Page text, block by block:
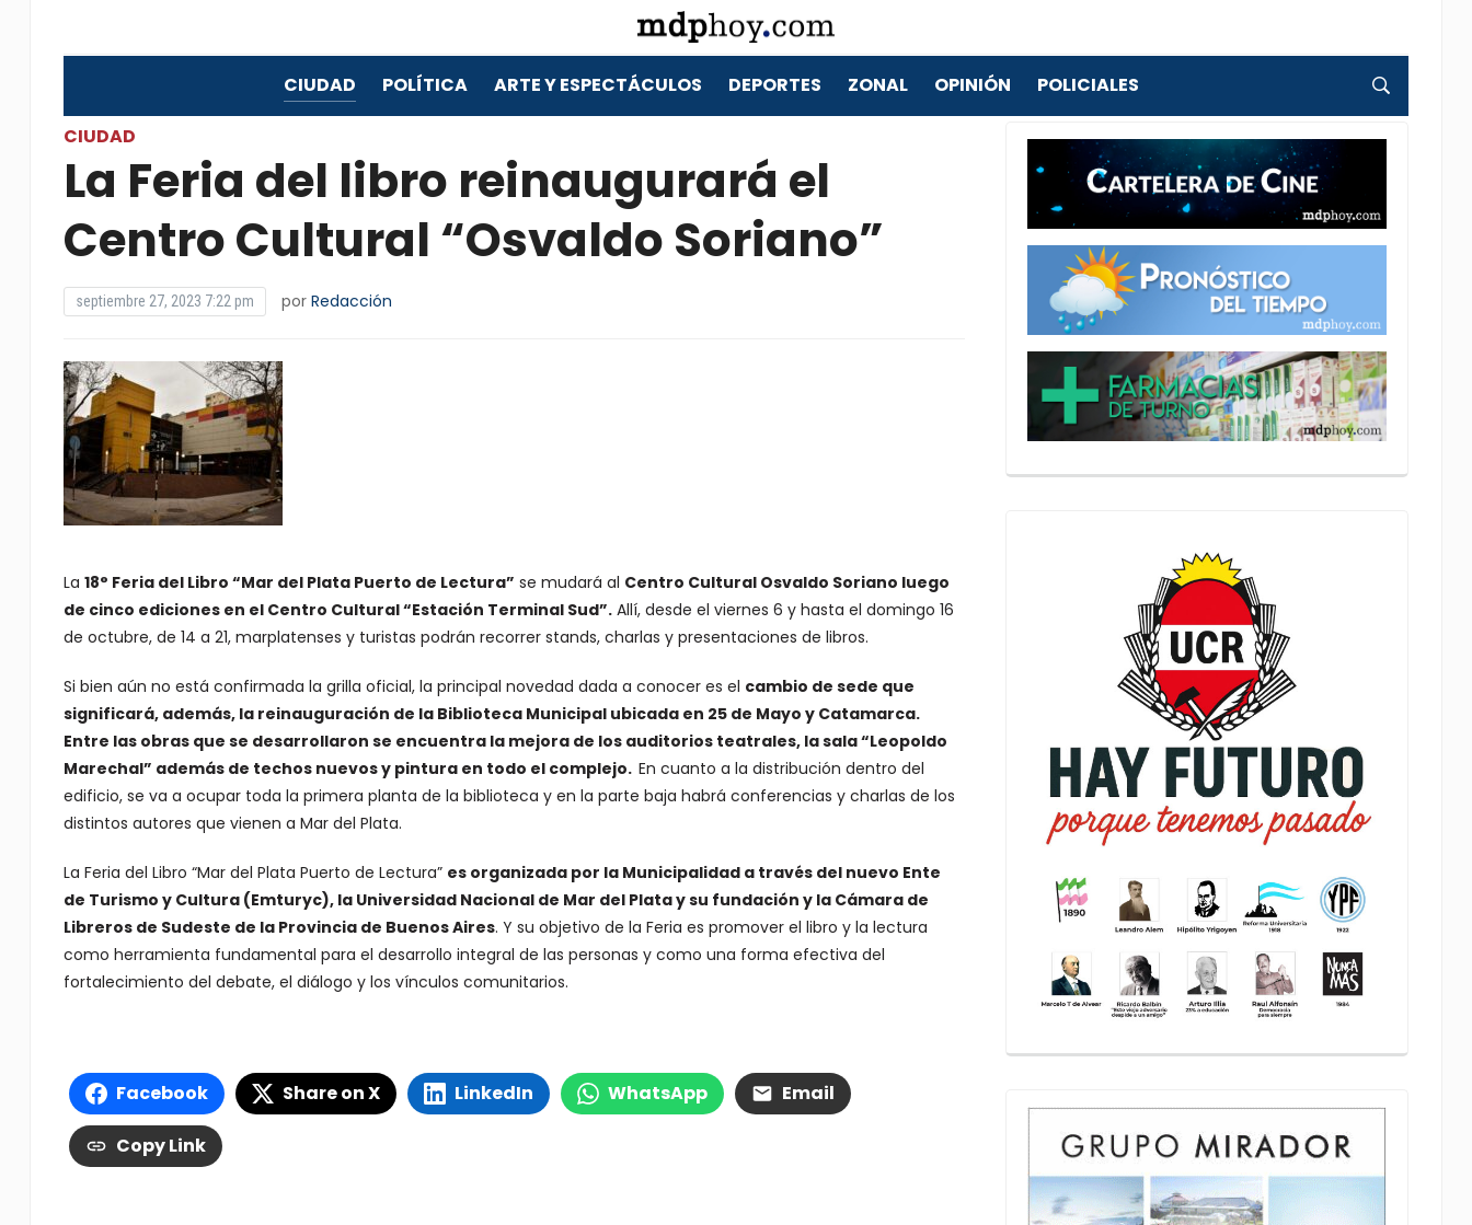
CIUDAD POLÍTICA ARTE Y ESPECTÁCULOS DEPORTES ZONAL OPINIÓN POLICIALES
CIUDAD
La Feria del libro reinaugurará el
Centro Cultural “Osvaldo Soriano”
septiembre 27, 2023 7:22 pm por Redacción
La 18° Feria del Libro “Mar del Plata Puerto de Lectura” se mudará al Centro Cultural Osvaldo Soriano luego
de cinco ediciones en el Centro Cultural “Estación Terminal Sud”.Allí, desde el viernes 6 y hasta el domingo 16
de octubre, de 14 a 21, marplatenses y turistas podrán recorrer stands, charlas y presentaciones de libros.
Si bien aún no está confirmada la grilla oficial, la principal novedad dada a conocer es el cambio de sede que
significará, además, la reinauguración de la Biblioteca Municipal ubicada en 25 de Mayo y Catamarca.
Entre las obras que se desarrollaron se encuentra la mejora de los auditorios teatrales, la sala “Leopoldo
Marechal” además de techos nuevos y pintura en todo el complejo. En cuanto a la distribución dentro del
edificio, se va a ocupar toda la primera planta de la biblioteca y en la parte baja habrá conferencias y charlas de los
distintos autores que vienen a Mar del Plata.
La Feria del Libro “Mar del Plata Puerto de Lectura” es organizada por la Municipalidad a través del nuevo Ente
de Turismo y Cultura (Emturyc), la Universidad Nacional de Mar del Plata y su fundación y la Cámara de
Libreros de Sudeste de la Provincia de Buenos Aires. Y su objetivo de la Feria es promover el libro y la lectura
como herramienta fundamental para el desarrollo integral de las personas y como una forma efectiva del
fortalecimiento del debate, el diálogo y los vínculos comunitarios.
Facebook Share on X LinkedIn WhatsApp Email
Copy Link